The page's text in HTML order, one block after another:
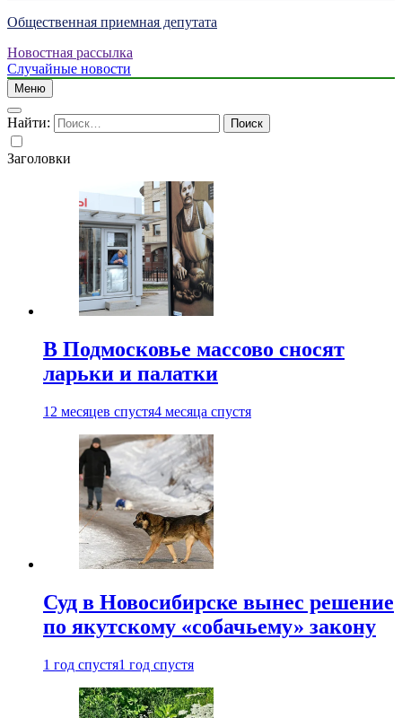
Общественная приемная депутата
Новостная рассылка
Случайные новости
Меню
Найти:
Заголовки
В Подмосковье массово сносят
ларьки и палатки
12 месяцев спустя4 месяца спустя
Суд в Новосибирске вынес решение
по якутскому «собачьему» закону
1 год спустя1 год спустя